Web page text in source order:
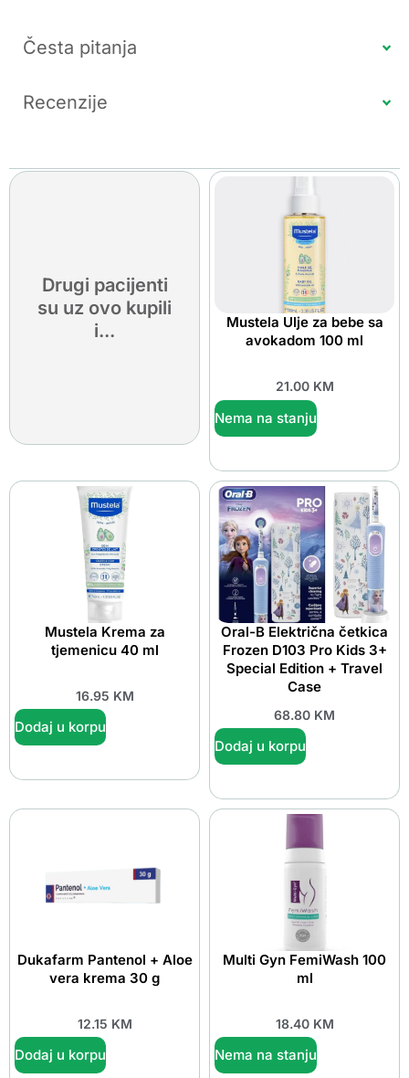
Česta pitanja
Recenzije
Drugi pacijenti
su uz ovo kupili
i...
Mustela Ulje za bebe sa
avokadom 100 ml
21.00 KM
Nema na stanju
Mustela Krema za
tjemenicu 40 ml
16.95 KM
Dodaj u korpu
Oral-B Električna četkica
Frozen D103 Pro Kids 3+
Special Edition + Travel
Case
68.80 KM
Dodaj u korpu
Dukafarm Pantenol + Aloe
vera krema 30 g
12.15 KM
Dodaj u korpu
Multi Gyn FemiWash 100
ml
18.40 KM
Nema na stanju